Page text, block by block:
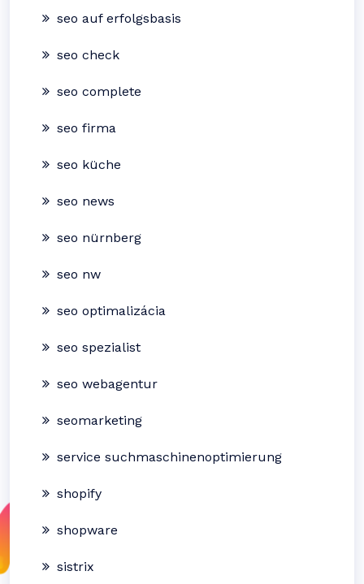
seo auf erfolgsbasis
seo check
seo complete
seo firma
seo küche
seo news
seo nürnberg
seo nw
seo optimalizácia
seo spezialist
seo webagentur
seomarketing
service suchmaschinenoptimierung
shopify
shopware
sistrix